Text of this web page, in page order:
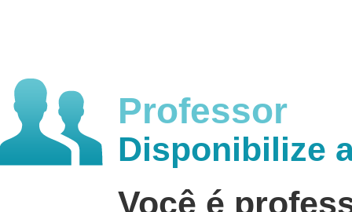
Professor
Disponibilize
Você é